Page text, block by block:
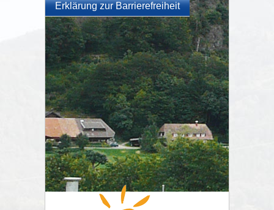
Erklärung zur Barrierefreiheit